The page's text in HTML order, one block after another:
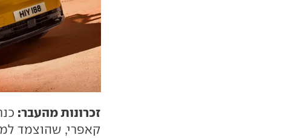
זכרונות מהעבר:
קאפרי, שהוצמד